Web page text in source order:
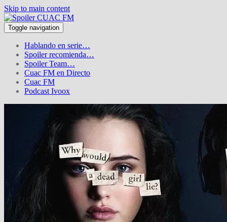
Skip to main content
Toggle navigation
Hablando en serie…
Spoiler recomienda…
Spoiler Team…
Cuac FM en Directo
Cuac FM
Podcast Ivoox